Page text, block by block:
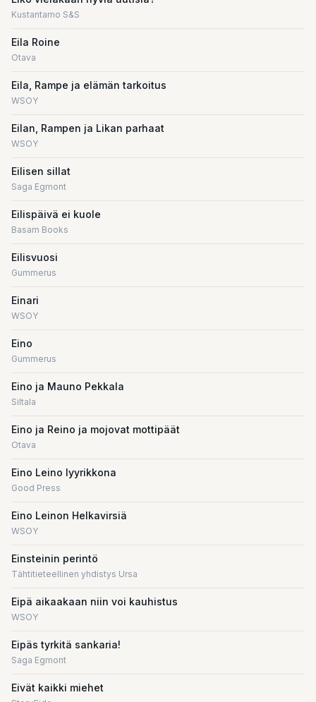
Kustantamo S&S
Eila Roine
Otava
Eila, Rampe ja elämän tarkoitus
WSOY
Eilan, Rampen ja Likan parhaat
WSOY
Eilisen sillat
Saga Egmont
Eilispäivä ei kuole
Basam Books
Eilisvuosi
Gummerus
Einari
WSOY
Eino
Gummerus
Eino ja Mauno Pekkala
Siltala
Eino ja Reino ja mojovat mottipäät
Otava
Eino Leino lyyrikkona
Good Press
Eino Leinon Helkavirsiä
WSOY
Einsteinin perintö
Tähtitieteellinen yhdistys Ursa
Eipä aikaakaan niin voi kauhistus
WSOY
Eipäs tyrkitä sankaria!
Saga Egmont
Eivät kaikki miehet